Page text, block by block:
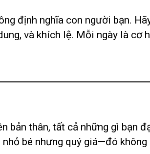
định nghĩa con người bạn.
và khích lệ. Mỗi ngày là cơ
bản thân, tất cả những gì bạn
bé nhưng quý giá—đó